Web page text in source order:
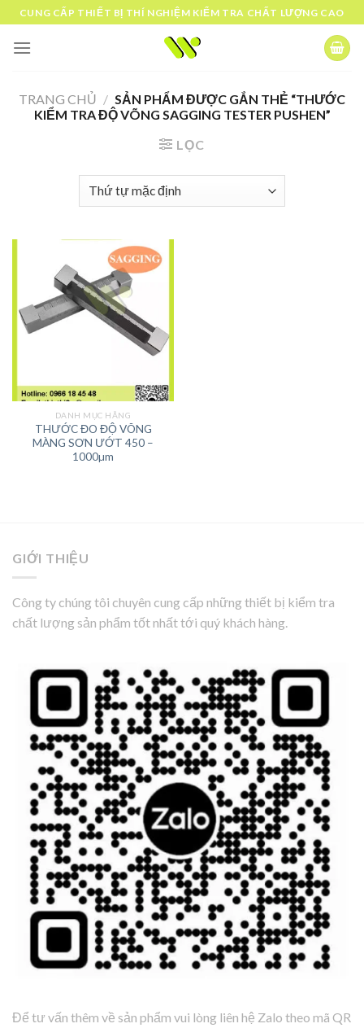
Skip
to
content
CUNG CẤP THIẾT BỊ THÍ NGHIỆM KIỂM TRA CHẤT LƯỢNG CAO
TRANG CHỦ / SẢN PHẨM ĐƯỢC GẮN THẺ “THƯỚC
KIỂM TRA ĐỘ VÕNG SAGGING TESTER PUSHEN”
LỌC
DANH MỤC HÃNG
THƯỚC ĐO ĐỘ VÕNG
MÀNG SƠN ƯỚT 450 –
1000µm
GIỚI THIỆU
Công ty chúng tôi chuyên cung cấp những thiết bị kiểm tra
chất lượng sản phẩm tốt nhất tới quý khách hàng.
Để tư vấn thêm về sản phẩm vui lòng liên hệ Zalo theo mã QR